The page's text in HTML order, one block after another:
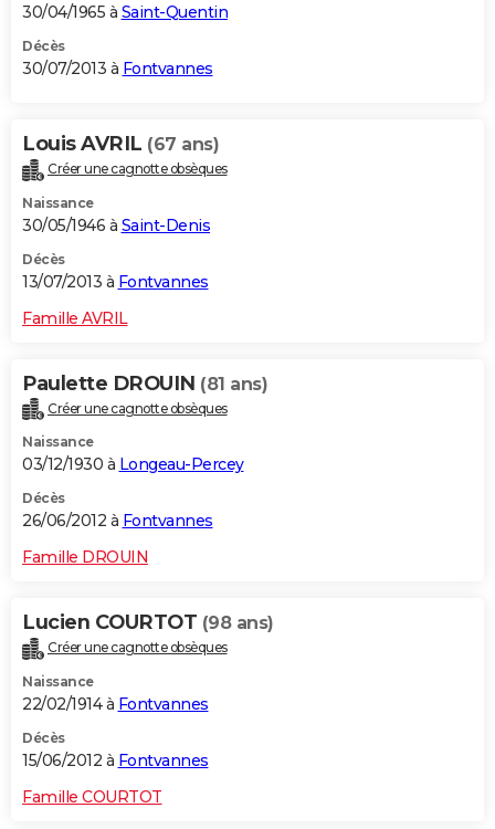
30/04/1965 à Saint-Quentin
Décès
30/07/2013 à Fontvannes
Louis AVRIL (67 ans)
Créer une cagnotte obsèques
Naissance
30/05/1946 à Saint-Denis
Décès
13/07/2013 à Fontvannes
Famille AVRIL
Paulette DROUIN (81 ans)
Créer une cagnotte obsèques
Naissance
03/12/1930 à Longeau-Percey
Décès
26/06/2012 à Fontvannes
Famille DROUIN
Lucien COURTOT (98 ans)
Créer une cagnotte obsèques
Naissance
22/02/1914 à Fontvannes
Décès
15/06/2012 à Fontvannes
Famille COURTOT